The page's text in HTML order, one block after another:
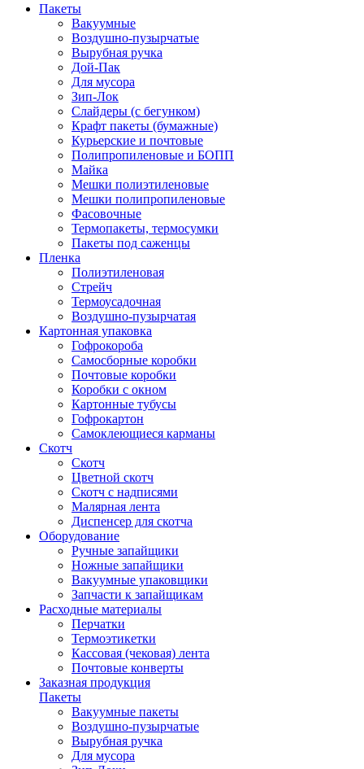
Пакеты
Вакуумные
Воздушно-пузырчатые
Вырубная ручка
Дой-Пак
Для мусора
Зип-Лок
Слайдеры (с бегунком)
Крафт пакеты (бумажные)
Курьерские и почтовые
Полипропиленовые и БОПП
Майка
Мешки полиэтиленовые
Мешки полипропиленовые
Фасовочные
Термопакеты, термосумки
Пакеты под саженцы
Пленка
Полиэтиленовая
Стрейч
Термоусадочная
Воздушно-пузырчатая
Картонная упаковка
Гофрокороба
Самосборные коробки
Почтовые коробки
Коробки с окном
Картонные тубусы
Гофрокартон
Самоклеющиеся карманы
Скотч
Скотч
Цветной скотч
Скотч с надписями
Малярная лента
Диспенсер для скотча
Оборудование
Ручные запайщики
Ножные запайщики
Вакуумные упаковщики
Запчасти к запайщикам
Расходные материалы
Перчатки
Термоэтикетки
Кассовая (чековая) лента
Почтовые конверты
Заказная продукция
Пакеты
Вакуумные пакеты
Воздушно-пузырчатые
Вырубная ручка
Для мусора